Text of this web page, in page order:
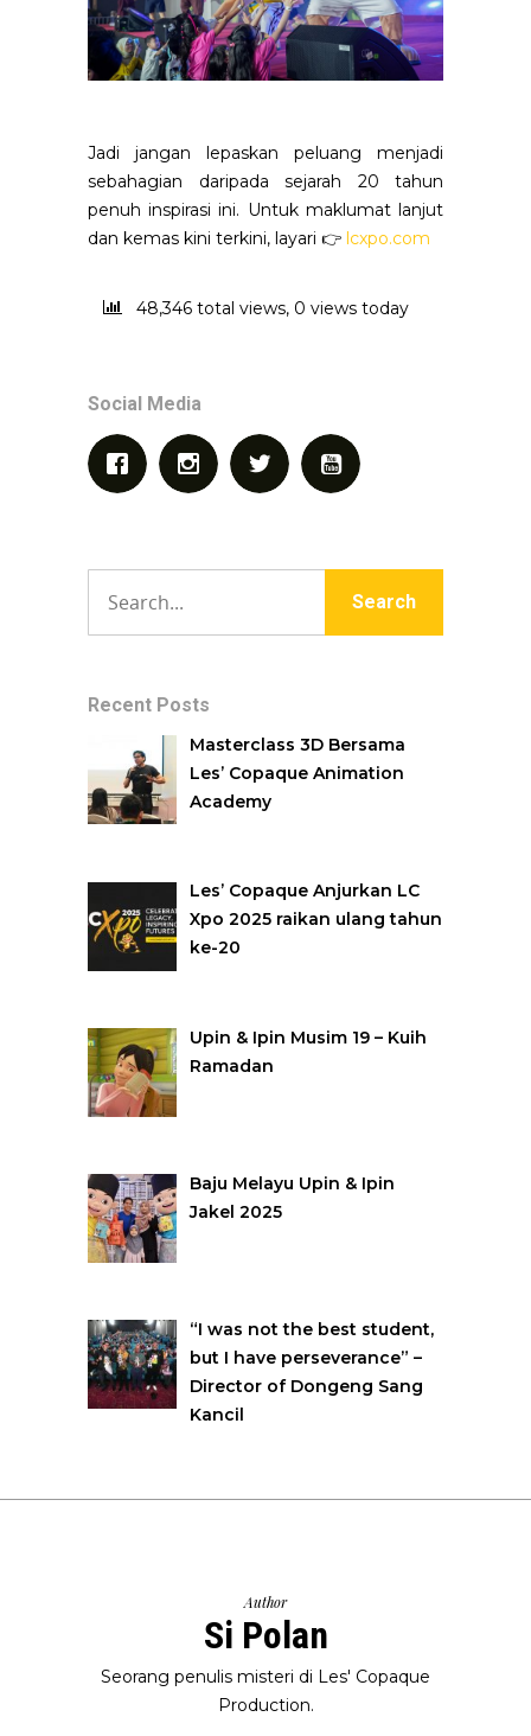
Jadi jangan lepaskan peluang menjadi
sebahagian daripada sejarah 20 tahun
penuh inspirasi ini. Untuk maklumat lanjut
dan kemas kini terkini, layari 👉 lcxpo.com
48,346 total views, 0 views today
Social Media
Recent Posts
Masterclass 3D Bersama
Les’ Copaque Animation
Academy
Les’ Copaque Anjurkan LC
Xpo 2025 raikan ulang tahun
ke-20
Upin & Ipin Musim 19 – Kuih
Ramadan
Baju Melayu Upin & Ipin
Jakel 2025
“I was not the best student,
but I have perseverance” –
Director of Dongeng Sang
Kancil
Author
Si Polan
Seorang penulis misteri di Les' Copaque
Production.